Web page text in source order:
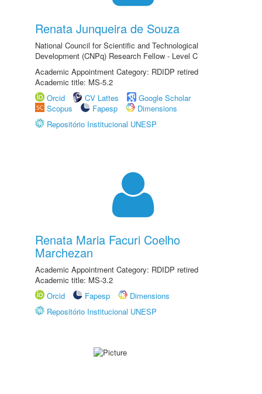
Renata Junqueira de Souza
National Council for Scientific and Technological
Development (CNPq) Research Fellow - Level C
Academic Appointment Category: RDIDP retired
Academic title: MS-5.2
Orcid
CV Lattes
Google Scholar
Scopus
Fapesp
Dimensions
Repositório Institucional UNESP
Renata Maria Facuri Coelho
Marchezan
Academic Appointment Category: RDIDP retired
Academic title: MS-3.2
Orcid
Fapesp
Dimensions
Repositório Institucional UNESP